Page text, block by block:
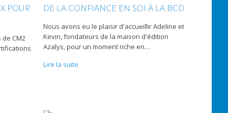
POUR
CM2
DE LA CONFIANCE EN SOI À LA BCD
Nous avons eu le plaisir d'accueillir Adeline et
Kevin, fondateurs de la maison d'édition
Azalys, pour un moment riche en…
Lire la suite